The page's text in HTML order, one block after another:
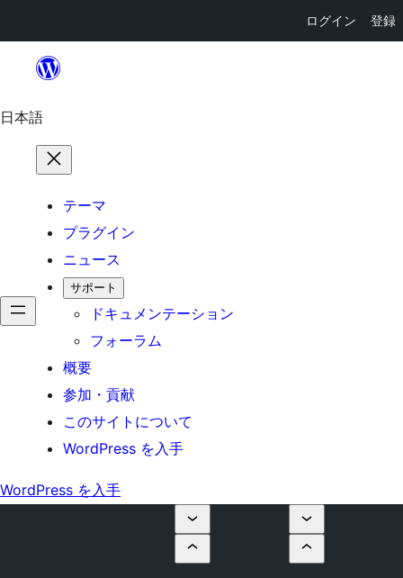
ログイン 登録
を
日本語
テーマ
プラグイン
ニュース
サポート
ドキュメンテーション
フォーラム
概要
参加・貢献
このサイトについて
WordPress を入手
WordPress を入手